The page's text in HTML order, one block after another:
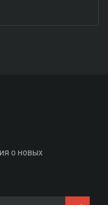
о новых